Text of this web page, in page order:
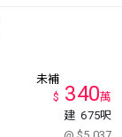
建 675呎
未補
$ 340萬